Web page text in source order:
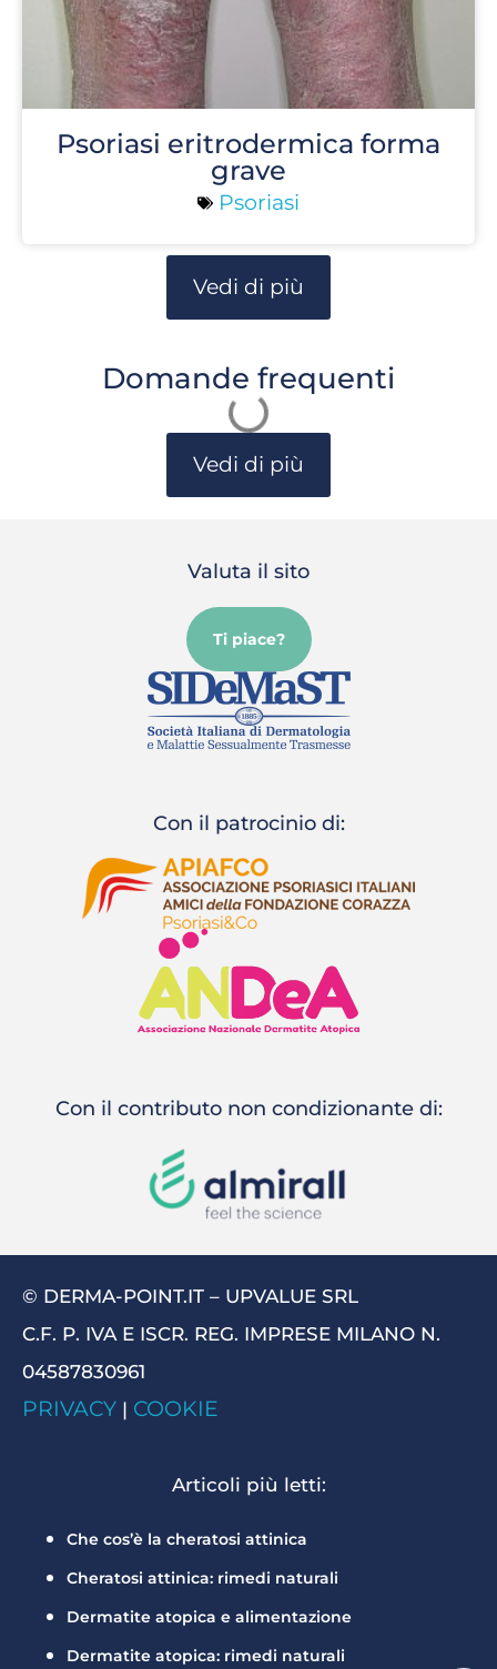
Psoriasi eritrodermica forma
grave
Psoriasi
Vedi di più
Domande frequenti
Vedi di più
Valuta il sito
Ti piace?
Con il patrocinio di:
Con il contributo non condizionante di:
© DERMA-POINT.IT – UPVALUE SRL
C.F. P. IVA E ISCR. REG. IMPRESE MILANO N.
04587830961
PRIVACY | COOKIE
Articoli più letti:
Che cos’è la cheratosi attinica
Cheratosi attinica: rimedi naturali
Dermatite atopica e alimentazione
Dermatite atopica: rimedi naturali